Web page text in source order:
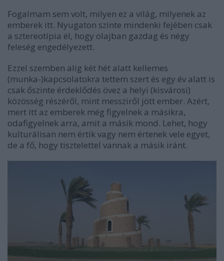
Fogalmam sem volt, milyen ez a világ, milyenek az
emberek itt. Nyugaton szinte mindenki fejében csak
a sztereotípia él, hogy olajban gazdag és négy
feleség engedélyezett.
Ezzel szemben alig két hét alatt kellemes
(munka-)kapcsolatokra tettem szert és egy év alatt is
csak őszinte érdeklődés övez a helyi (kisvárosi)
közösség részéről, mint messziről jött ember. Azért,
mert itt az emberek még figyelnek a másikra,
odafigyelnek arra, amit a másik mond. Lehet, hogy
kulturálisan nem értik vagy nem értenek vele egyet,
de a fő, hogy tisztelettel vannak a másik iránt.